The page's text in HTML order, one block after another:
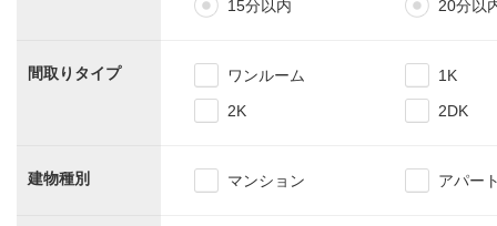
15分以内
20分以
間取りタイプ ワンルーム
1K
2K
2DK
建物種別 マンション アパー